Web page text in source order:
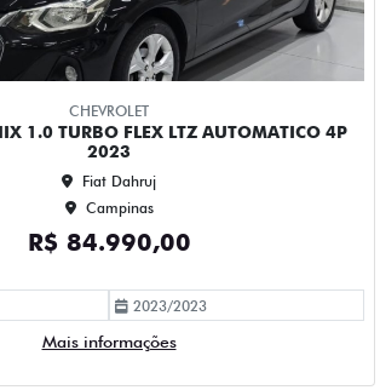
2023/2023
Mais informações
1.0 TURBO FLEX LTZ MANUAL 4P 2023